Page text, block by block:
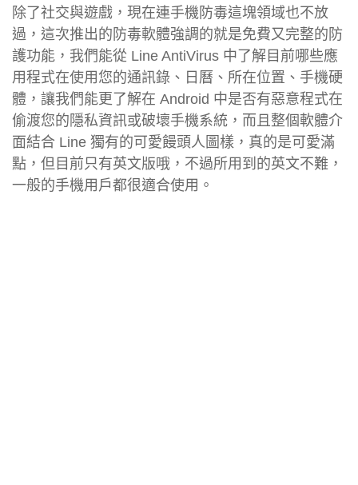
除了社交與遊戲，現在連手機防毒這塊領域也不放
過，這次推出的防毒軟體強調的就是免費又完整的防
護功能，我們能從 Line AntiVirus 中了解目前哪些應
用程式在使用您的通訊錄、日曆、所在位置、手機硬
體，讓我們能更了解在 Android 中是否有惡意程式在
偷渡您的隱私資訊或破壞手機系統，而且整個軟體介
面結合 Line 獨有的可愛饅頭人圖樣，真的是可愛滿
點，但目前只有英文版哦，不過所用到的英文不難，
一般的手機用戶都很適合使用。